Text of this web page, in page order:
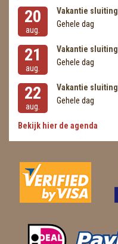
20
aug.
Vakantie sluiting
Gehele dag
21
aug.
Vakantie sluiting
Gehele dag
22
aug.
Vakantie sluiting
Gehele dag
Bekijk hier de agenda